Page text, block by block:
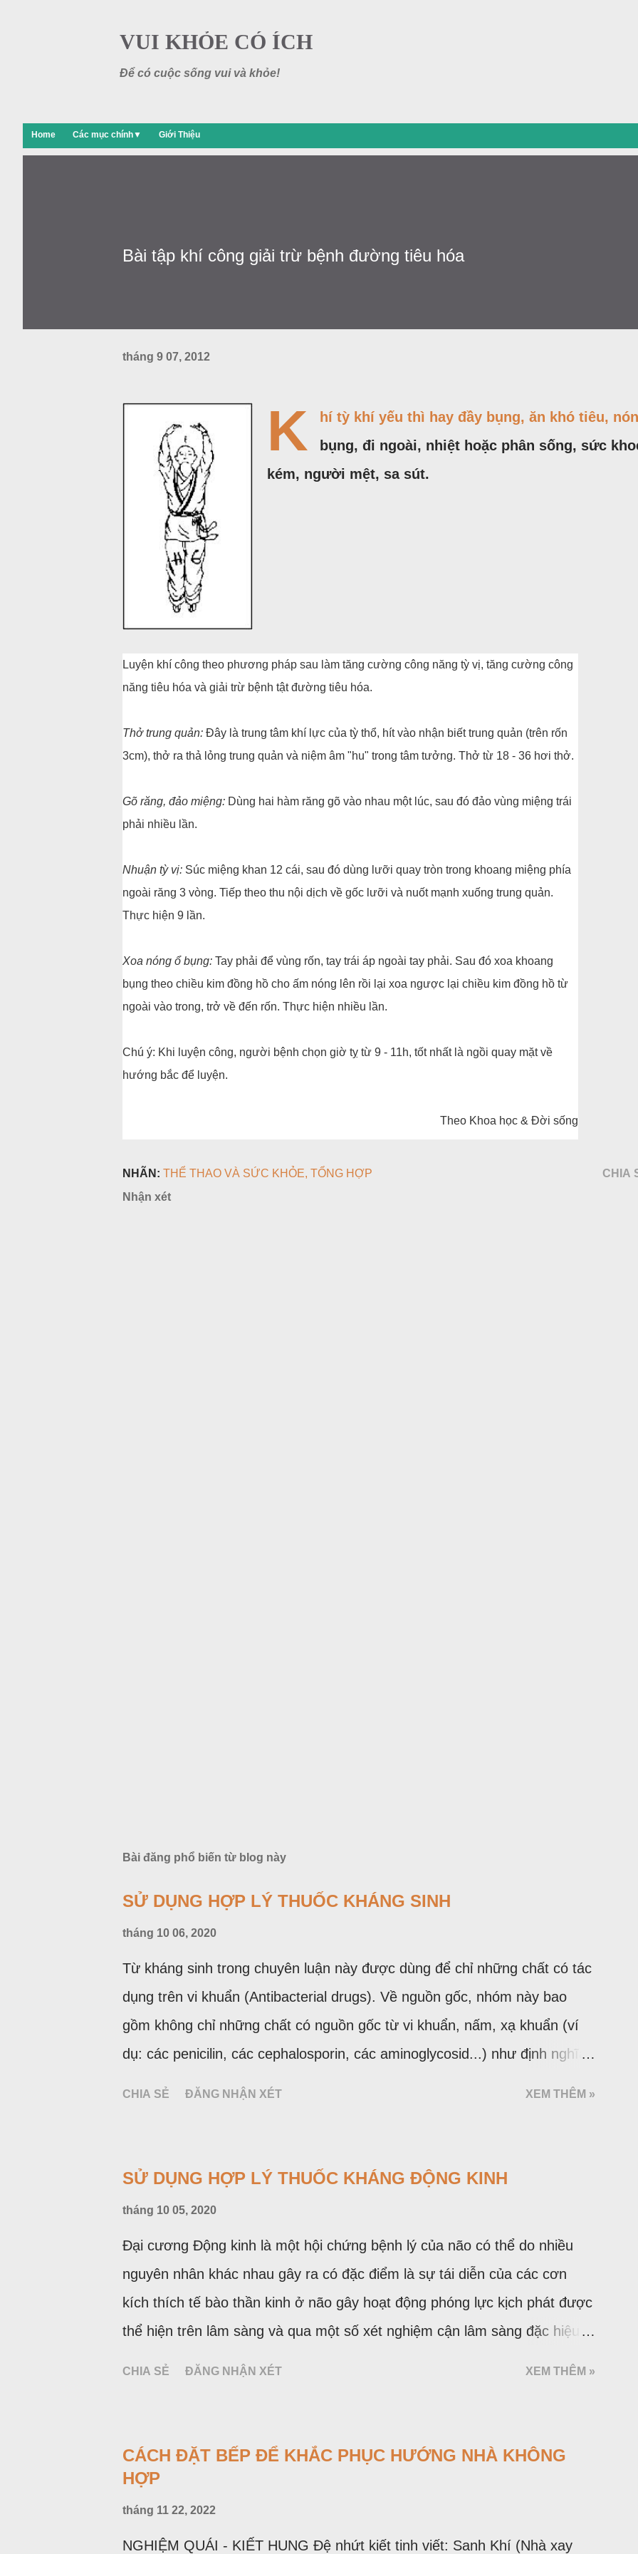
VUI KHỎE CÓ ÍCH
Để có cuộc sống vui và khỏe!
Home Các mục chính▼ Giới Thiệu
Bài tập khí công giải trừ bệnh đường tiêu hóa
tháng 9 07, 2012
K
hí tỳ khí yếu thì hay đầy bụng, ăn khó tiêu,
bụng, đi ngoài, nhiệt hoặc phân sống, sức
kém, người mệt, sa sút.
Luyện khí công theo phương pháp sau làm tăng cường công năng tỳ vị, tăng cường công
năng tiêu hóa và giải trừ bệnh tật đường tiêu hóa.
Thở trung quản: Đây là trung tâm khí lực của tỳ thổ, hít vào nhận biết trung quản (trên rốn
3cm), thở ra thả lỏng trung quản và niệm âm "hu" trong tâm tưởng. Thở từ 18 - 36 hơi thở.
Gõ răng, đảo miệng: Dùng hai hàm răng gõ vào nhau một lúc, sau đó đảo vùng miệng trái
phải nhiều lần.
Nhuận tỳ vị: Súc miệng khan 12 cái, sau đó dùng lưỡi quay tròn trong khoang miệng phía
ngoài răng 3 vòng. Tiếp theo thu nội dịch về gốc lưỡi và nuốt mạnh xuống trung quản.
Thực hiện 9 lần.
Xoa nóng ổ bụng: Tay phải để vùng rốn, tay trái áp ngoài tay phải. Sau đó xoa khoang
bụng theo chiều kim đồng hồ cho ấm nóng lên rồi lại xoa ngược lại chiều kim đồng hồ từ
ngoài vào trong, trở về đến rốn. Thực hiện nhiều lần.
Chú ý: Khi luyện công, người bệnh chọn giờ tỵ từ 9 - 11h, tốt nhất là ngồi quay mặt về
hướng bắc để luyện.
Theo Khoa học & Đời sống
NHÃN: THỂ THAO VÀ SỨC KHỎE TỔNG HỢP
CHIA
Nhận xét
Bài đăng phổ biến từ blog này
SỬ DỤNG HỢP LÝ THUỐC KHÁNG SINH
tháng 10 06, 2020
Từ kháng sinh trong chuyên luận này được dùng để chỉ những chất có tác
dụng trên vi khuẩn (Antibacterial drugs). Về nguồn gốc, nhóm này bao
gồm không chỉ những chất có nguồn gốc từ vi khuẩn, nấm, xạ khuẩn (ví
dụ: các penicilin, các cephalosporin, các aminoglycosid...) như định nghĩa
có tỷ lệ bệnh nhiễm khuẩn cao như Việt Nam. Tuy nhiên đây lại là một
điều trị nhiễm khuẩn trong khi số kháng sinh mới được đưa thêm vào thị
trường rất ít. Cách tốt nhất để giảm tỷ lệ kháng kháng sinh là tuân thủ các
nguyên tắc sử dụng kháng sinh hợp lý.
CHIA SẺ ĐĂNG NHẬN XÉT XEM THÊM »
SỬ DỤNG HỢP LÝ THUỐC KHÁNG ĐỘNG KINH
tháng 10 05, 2020
Đại cương Động kinh là một hội chứng bệnh lý của não có thể do nhiều
nguyên nhân khác nhau gây ra có đặc điểm là sự tái diễn của các cơn
kích thích tế bào thần kinh ở não gây hoạt động phóng lực kịch phát được
thể hiện trên lâm sàng và qua một số xét nghiệm cận lâm sàng đặc hiệu.
(WHO) và Liên hội quốc tế chống động kinh (ILAE) cho biết hiện ước tính
có 50 triệu người bệnh động kinh trên thế giới trong đó 80% thuộc các
nước đang phát triển. Ở các nước phát triển tỷ lệ mới phát hiện hàng năm
CHIA SẺ ĐĂNG NHẬN XÉT XEM THÊM »
CÁCH ĐẶT BẾP ĐỂ KHẮC PHỤC HƯỚNG NHÀ KHÔNG
HỢP
tháng 11 22, 2022
NGHIỆM QUÁI - KIẾT HUNG Đệ nhứt kiết tinh viết: Sanh Khí (Nhà xay